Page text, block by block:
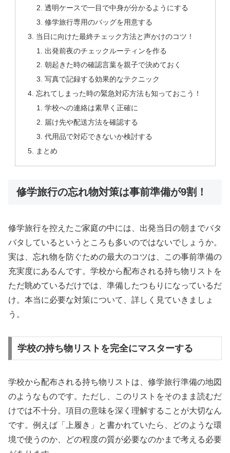
透明ケースで一目で中身が分かるようにする
修学旅行専用のバッグを用意する
当日に向けた最終チェック方法と声かけのコツ！
出発前夜のチェックルーティンを作る
朝起きた時の確認言葉を親子で決めておく
写真で記録する効果的なテクニック
忘れてしまった時の緊急対応方法も知っておこう！
学校への連絡は素早く正確に
届け先や配送方法を確認する
代用品で対応できないか検討する
まとめ
修学旅行の忘れ物対策は事前準備が9割！
修学旅行を控えたご家庭の中には、出発当日の朝までバタ
バタしているというところも多いのではないでしょうか。
実は、忘れ物を防ぐための最大のコツは、この事前準備の
充実度にあるんです。学校から配布される持ち物リストを
ただ眺めているだけでは、準備したつもりになっているだ
け。本当に必要な対策について、詳しく見ていきましょ
う。
学校の持ち物リストを完全にマスターする
学校から配布される持ち物リストは、修学旅行準備の地図
のようなものです。ただし、このリストをそのまま読むだ
けでは不十分。項目の意味を深く理解することが大切なん
です。例えば「上履き」と書かれていたら、どのような環
境で使うのか、どの程度の質が必要なのかまで考える必要